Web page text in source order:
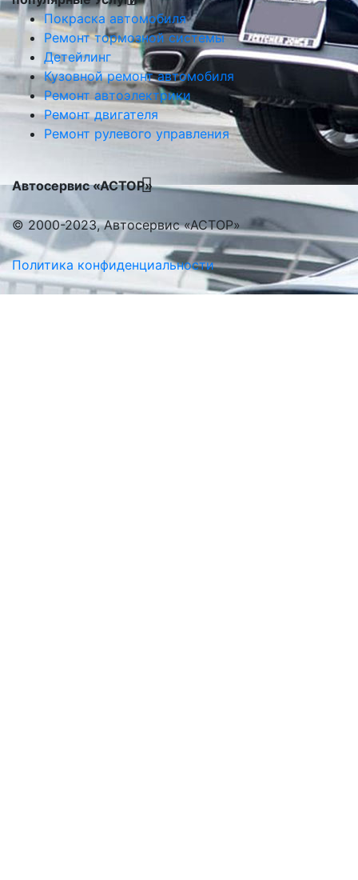
Покраска автомобиля
Ремонт тормозной системы
Детейлинг
Кузовной ремонт автомобиля
Ремонт автоэлектрики
Ремонт двигателя
Ремонт рулевого управления
Автосервис «АСТОР»
© 2000-2023, Автосервис «АСТОР»
Политика конфиденциальности